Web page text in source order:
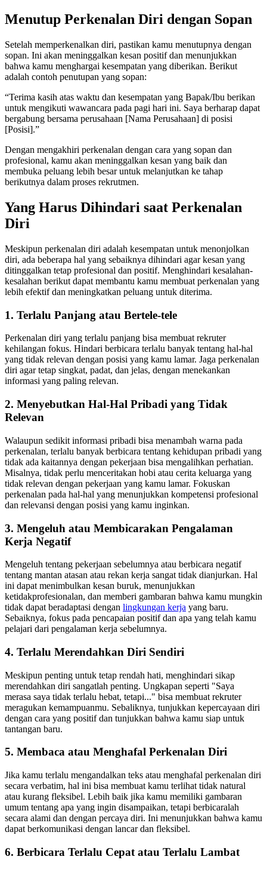
Menutup Perkenalan Diri dengan Sopan
Setelah memperkenalkan diri, pastikan kamu menutupnya dengan
sopan. Ini akan meninggalkan kesan positif dan menunjukkan
bahwa kamu menghargai kesempatan yang diberikan. Berikut
adalah contoh penutupan yang sopan:
“Terima kasih atas waktu dan kesempatan yang Bapak/Ibu berikan
untuk mengikuti wawancara pada pagi hari ini. Saya berharap dapat
bergabung bersama perusahaan [Nama Perusahaan] di posisi
[Posisi].”
Dengan mengakhiri perkenalan dengan cara yang sopan dan
profesional, kamu akan meninggalkan kesan yang baik dan
membuka peluang lebih besar untuk melanjutkan ke tahap
berikutnya dalam proses rekrutmen.
Yang Harus Dihindari saat Perkenalan
Diri
Meskipun perkenalan diri adalah kesempatan untuk menonjolkan
diri, ada beberapa hal yang sebaiknya dihindari agar kesan yang
ditinggalkan tetap profesional dan positif. Menghindari kesalahan-
kesalahan berikut dapat membantu kamu membuat perkenalan yang
lebih efektif dan meningkatkan peluang untuk diterima.
1. Terlalu Panjang atau Bertele-tele
Perkenalan diri yang terlalu panjang bisa membuat rekruter
kehilangan fokus. Hindari berbicara terlalu banyak tentang hal-hal
yang tidak relevan dengan posisi yang kamu lamar. Jaga perkenalan
diri agar tetap singkat, padat, dan jelas, dengan menekankan
informasi yang paling relevan.
2. Menyebutkan Hal-Hal Pribadi yang Tidak
Relevan
Walaupun sedikit informasi pribadi bisa menambah warna pada
perkenalan, terlalu banyak berbicara tentang kehidupan pribadi yang
tidak ada kaitannya dengan pekerjaan bisa mengalihkan perhatian.
Misalnya, tidak perlu menceritakan hobi atau cerita keluarga yang
tidak relevan dengan pekerjaan yang kamu lamar. Fokuskan
perkenalan pada hal-hal yang menunjukkan kompetensi profesional
dan relevansi dengan posisi yang kamu inginkan.
3. Mengeluh atau Membicarakan Pengalaman
Kerja Negatif
Mengeluh tentang pekerjaan sebelumnya atau berbicara negatif
tentang mantan atasan atau rekan kerja sangat tidak dianjurkan. Hal
ini dapat menimbulkan kesan buruk, menunjukkan
ketidakprofesionalan, dan memberi gambaran bahwa kamu mungkin
tidak dapat beradaptasi dengan lingkungan kerja yang baru.
Sebaiknya, fokus pada pencapaian positif dan apa yang telah kamu
pelajari dari pengalaman kerja sebelumnya.
4. Terlalu Merendahkan Diri Sendiri
Meskipun penting untuk tetap rendah hati, menghindari sikap
merendahkan diri sangatlah penting. Ungkapan seperti "Saya
merasa saya tidak terlalu hebat, tetapi..." bisa membuat rekruter
meragukan kemampuanmu. Sebaliknya, tunjukkan kepercayaan diri
dengan cara yang positif dan tunjukkan bahwa kamu siap untuk
tantangan baru.
5. Membaca atau Menghafal Perkenalan Diri
Jika kamu terlalu mengandalkan teks atau menghafal perkenalan diri
secara verbatim, hal ini bisa membuat kamu terlihat tidak natural
atau kurang fleksibel. Lebih baik jika kamu memiliki gambaran
umum tentang apa yang ingin disampaikan, tetapi berbicaralah
secara alami dan dengan percaya diri. Ini menunjukkan bahwa kamu
dapat berkomunikasi dengan lancar dan fleksibel.
6. Berbicara Terlalu Cepat atau Terlalu Lambat